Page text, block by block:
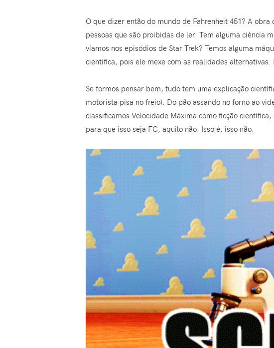
O que dizer então do mundo de Fahrenheit 451? A
pessoas que são proibidas de ler. Tem alguma ciência
víamos nos episódios de Star Trek? Temos alguma
científica, pois ele mexe com as realidades
Se formos pensar bem, tudo tem uma explicação
motorista pisa no freio). Do pão assando no forno ao
classificamos Velocidade Máxima como ficção
para que isso seja FC, aquilo não. Isso é, isso não.